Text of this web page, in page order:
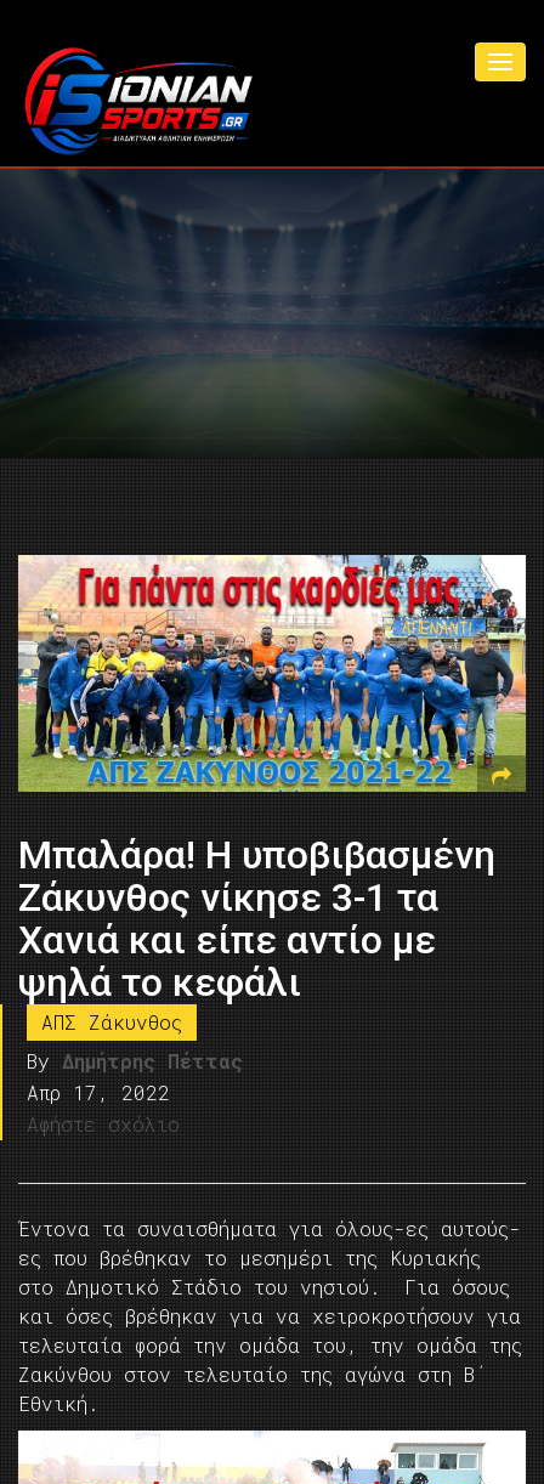
Mπαλάρα! Η υποβιβασμένη
Ζάκυνθος νίκησε 3-1 τα
Χανιά και είπε αντίο με
ψηλά το κεφάλι
ΑΠΣ Ζάκυνθος
By Δημήτρης Πέττας
Απρ 17, 2022
Αφήστε σχόλιο
Έντονα τα συναισθήματα για όλους-ες αυτούς-
ες που βρέθηκαν το μεσημέρι της Κυριακής
στο Δημοτικό Στάδιο του νησιού. Για όσους
και όσες βρέθηκαν για να χειροκροτήσουν για
τελευταία φορά την ομάδα του, την ομάδα της
Ζακύνθου στον τελευταίο της αγώνα στη Β΄
Εθνική.